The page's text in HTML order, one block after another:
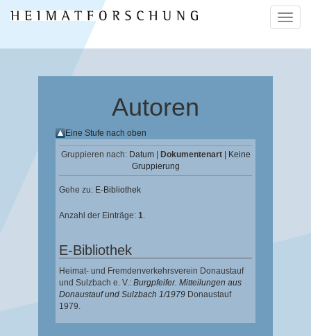
ein-/
Autoren
Eine Stufe nach oben
Gruppieren nach: Datum| Dokumentenart|
Keine
Gruppierung
Gehe zu: E-Bibliothek
Anzahl der Einträge: 1.
E-Bibliothek
Heimat- und Fremdenverkehrsverein Donaustauf
und Sulzbach e. V.: Burgpfeifer. Mitteilungen aus
Donaustauf und Sulzbach 1/1979 Donaustauf
1979.